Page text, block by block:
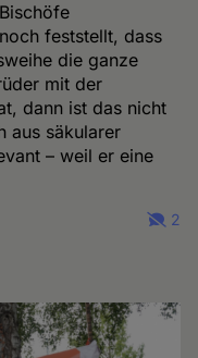
feststellt, dass
die ganze
mit der
dann ist das nicht
aus säkularer
– weil er eine
2